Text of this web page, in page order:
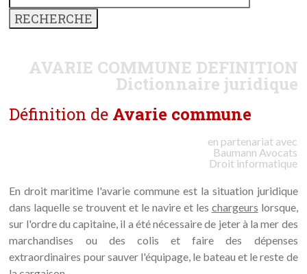
AVARIE COMMUNE DEFINITION
Dictionnaire juridique
Définition de Avarie commune
en partenariat avec
Baumann Avocats
Droit informatique
En droit maritime l'avarie commune est la situation juridique
dans laquelle se trouvent et le navire et les chargeurs lorsque,
sur l'ordre du capitaine, il a été nécessaire de jeter à la mer des
marchandises ou des colis et faire des dépenses
extraordinaires pour sauver l'équipage, le bateau et le reste de